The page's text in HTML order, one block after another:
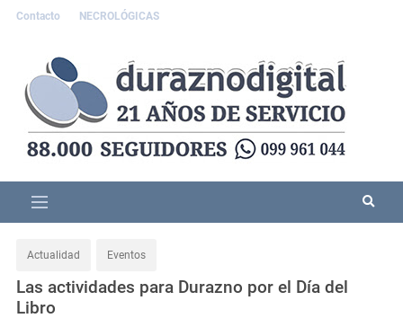
Contacto NECROLÓGICAS
Actualidad Eventos
Las actividades para Durazno por el Día del
Libro